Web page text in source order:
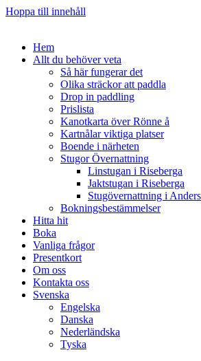
Hoppa till innehåll
Hem
Allt du behöver veta
Så här fungerar det
Olika sträckor att paddla
Drop in paddling
Prislista
Kanotkarta över Rönne å
Kartnålar viktiga platser
Boende i närheten
Stugor Övernattning
Linstugan i Riseberga
Jaktstugan i Riseberga
Stugövernattning i
Bokningsbestämmelser
Hitta hit
Boka
Vanliga frågor
Presentkort
Om oss
Kontakta oss
Svenska
Engelska
Danska
Nederländska
Tyska